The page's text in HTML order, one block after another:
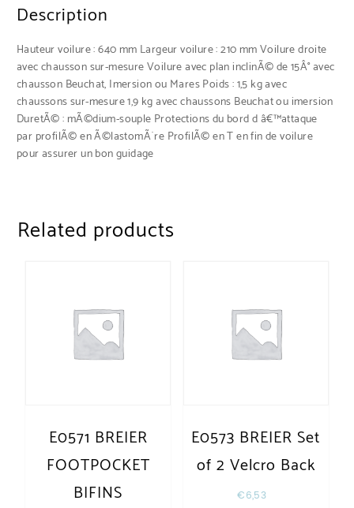
Description
Hauteur voilure : 640 mm Largeur voilure : 210 mm Voilure droite
avec chausson sur-mesure Voilure avec plan inclinÃ© de 15Â° avec
chausson Beuchat, Imersion ou Mares Poids : 1,5 kg avec
chaussons sur-mesure 1,9 kg avec chaussons Beuchat ou imersion
DuretÃ© : mÃ©dium-souple Protections du bord d â€™attaque
par profilÃ© en Ã©lastomÃ¨re ProfilÃ© en T en fin de voilure
pour assurer un bon guidage
Related products
E0571 BREIER
FOOTPOCKET
BIFINS
E0573 BREIER Set
of 2 Velcro Back
€6,53